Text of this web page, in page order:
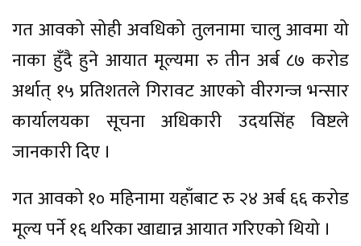
गत आवको सोही अवधिको तुलनामा चालु आवमा यो
नाका हुँदै हुने आयात मूल्यमा रु तीन अर्ब ८७ करोड
अर्थात् १५ प्रतिशतले गिरावट आएको वीरगन्ज भन्सार
कार्यालयका सूचना अधिकारी उदयसिंह विष्टले
जानकारी दिए ।
गत आवको १० महिनामा यहाँबाट रु २४ अर्ब ६६ करोड
मूल्य पर्ने १६ थरिका खाद्यान्न आयात गरिएको थियो ।